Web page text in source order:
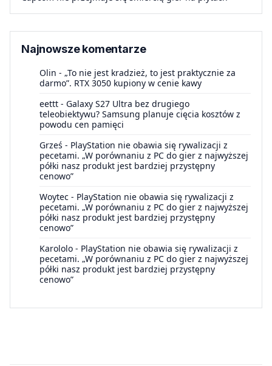
Najnowsze komentarze
Olin - „To nie jest kradzież, to jest praktycznie za
darmo”. RTX 3050 kupiony w cenie kawy
eettt - Galaxy S27 Ultra bez drugiego
teleobiektywu? Samsung planuje cięcia kosztów z
powodu cen pamięci
Grześ - PlayStation nie obawia się rywalizacji z
pecetami. „W porównaniu z PC do gier z najwyższej
półki nasz produkt jest bardziej przystępny
cenowo”
Woytec - PlayStation nie obawia się rywalizacji z
pecetami. „W porównaniu z PC do gier z najwyższej
półki nasz produkt jest bardziej przystępny
cenowo”
Karololo - PlayStation nie obawia się rywalizacji z
pecetami. „W porównaniu z PC do gier z najwyższej
półki nasz produkt jest bardziej przystępny
cenowo”